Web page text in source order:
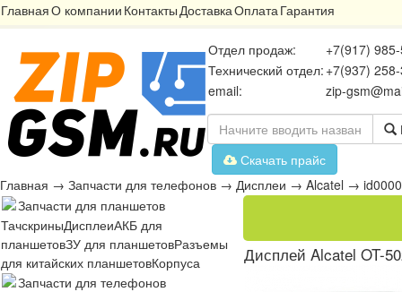
ГлавнаяО компании КонтактыДоставкаОплатаГарантия
Отдел продаж:
+7(917)
Технический отдел: +7(937)
email:
zip-
Скачать прайс
Главная → Запчасти для телефонов → Дисплеи → Alcatel →
Запчасти для планшетов
ТачскриныДисплеиАКБ для
планшетовЗУ для планшетовРазъемы
для китайских планшетовКорпуса
Запчасти для телефонов
Дисплей Alcatel OT-